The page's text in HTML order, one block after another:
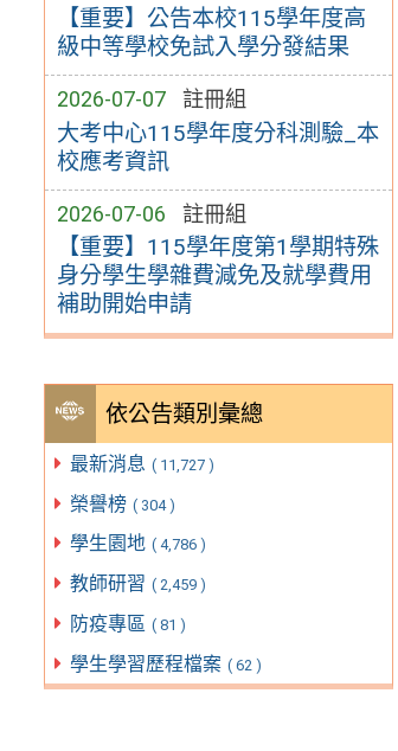
【重要】公告本校115學年度高
級中等學校免試入學分發結果
2026-07-07 註冊組
大考中心115學年度分科測驗_本
校應考資訊
2026-07-06 註冊組
【重要】115學年度第1學期特殊
身分學生學雜費減免及就學費用
補助開始申請
依公告類別彙總
最新消息 ( 11,727 )
榮譽榜 ( 304 )
學生園地 ( 4,786 )
教師研習 ( 2,459 )
防疫專區 ( 81 )
學生學習歷程檔案 ( 62 )